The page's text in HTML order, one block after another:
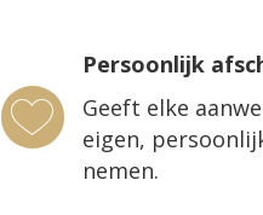
Persoonlijk
Geeft elke
eigen,
nemen.